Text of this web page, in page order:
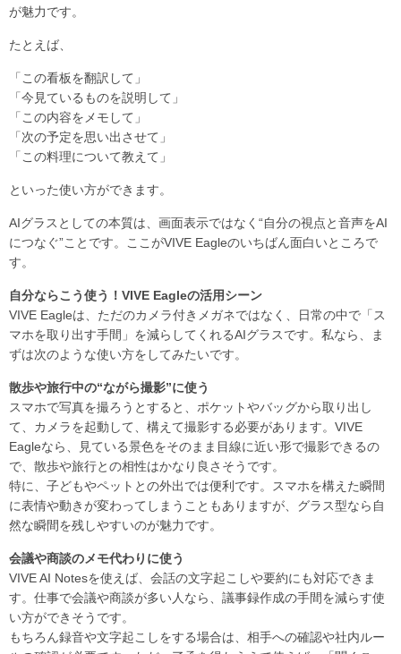
が魅力です。
たとえば、
「この看板を翻訳して」
「今見ているものを説明して」
「この内容をメモして」
「次の予定を思い出させて」
「この料理について教えて」
といった使い方ができます。
AIグラスとしての本質は、画面表示ではなく“自分の視点と音声をAI
につなぐ”ことです。ここがVIVE Eagleのいちばん面白いところで
す。
自分ならこう使う！VIVE Eagleの活用シーン
VIVE Eagleは、ただのカメラ付きメガネではなく、日常の中で「ス
マホを取り出す手間」を減らしてくれるAIグラスです。私なら、ま
ずは次のような使い方をしてみたいです。
散歩や旅行中の“ながら撮影”に使う
スマホで写真を撮ろうとすると、ポケットやバッグから取り出し
て、カメラを起動して、構えて撮影する必要があります。VIVE
Eagleなら、見ている景色をそのまま目線に近い形で撮影できるの
で、散歩や旅行との相性はかなり良さそうです。
特に、子どもやペットとの外出では便利です。スマホを構えた瞬間
に表情や動きが変わってしまうこともありますが、グラス型なら自
然な瞬間を残しやすいのが魅力です。
会議や商談のメモ代わりに使う
VIVE AI Notesを使えば、会話の文字起こしや要約にも対応できま
す。仕事で会議や商談が多い人なら、議事録作成の手間を減らす使
い方ができそうです。
もちろん録音や文字起こしをする場合は、相手への確認や社内ルー